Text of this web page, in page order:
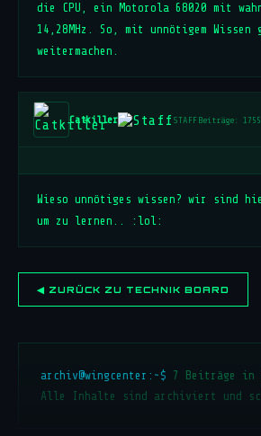
die CPU, ein Motorola 68020 mit
14,28MHz. So, mit unnötigem
weitermachen.
Catkiller STAFFBeiträge: 1755
Wieso unnötiges wissen? wir sind
um zu lernen.. :lol:
◀ ZURÜCK ZU TECHNIK BOARD
archiv@wingcenter:~$ 7 Beiträge in
Alle Inhalte sind archiviert und